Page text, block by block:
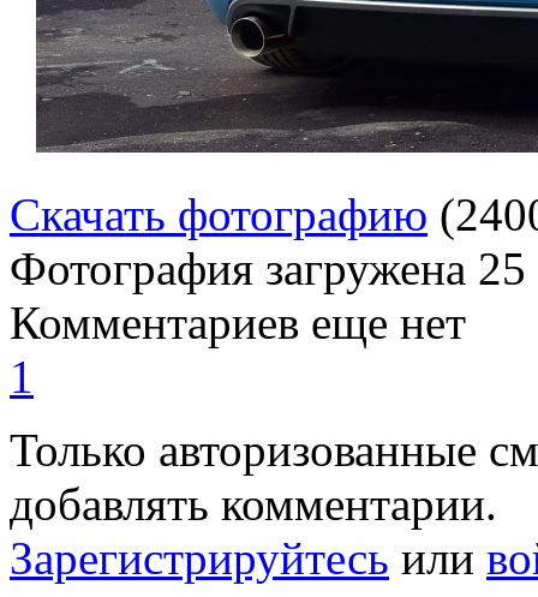
Скачать фотографию
Фотография загружена 25
Комментариев еще нет
1
Только авторизованные
добавлять комментарии.
Зарегистрируйтесь или